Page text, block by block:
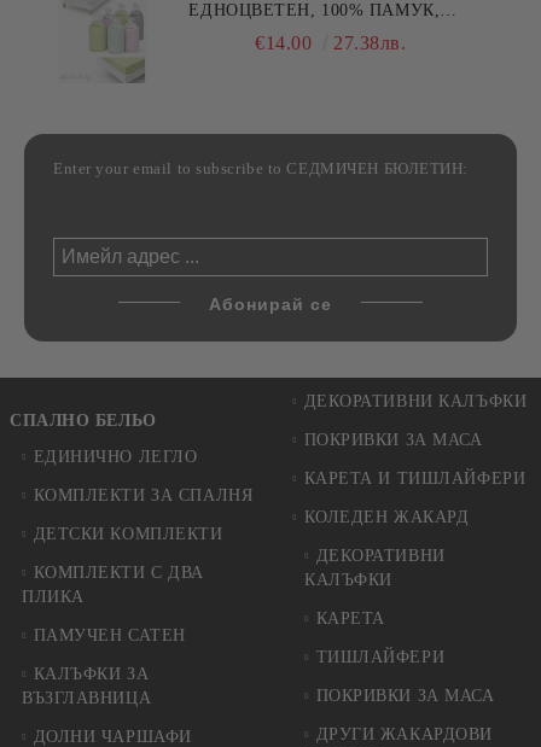
ЕДНОЦВЕТЕН, 100% ПАМУК,
РАЗЛИЧНИ РАЗМЕРИ
€14.00 27.38лв.
Enter your email to subscribe to СЕДМИЧЕН БЮЛЕТИН:
СПАЛНО БЕЛЬО
ЕДИНИЧНО ЛЕГЛО
КОМПЛЕКТИ ЗА СПАЛНЯ
ДЕТСКИ КОМПЛЕКТИ
КОМПЛЕКТИ С ДВА
ПЛИКА
ПАМУЧЕН САТЕН
КАЛЪФКИ ЗА
ВЪЗГЛАВНИЦА
ДОЛНИ ЧАРШАФИ
ДЕКОРАТИВНИ КАЛЪФКИ
ПОКРИВКИ ЗА МАСА
КАРЕТА И ТИШЛАЙФЕРИ
КОЛЕДЕН ЖАКАРД
ДЕКОРАТИВНИ
КАЛЪФКИ
КАРЕТА
ТИШЛАЙФЕРИ
ПОКРИВКИ ЗА МАСА
ДРУГИ ЖАКАРДОВИ